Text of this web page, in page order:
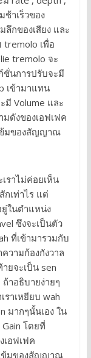
าเร็วของ
กของเสียง และ
tremolo เพื่อ
tremolo จะ
ชั่นการปรับจะมี
เข้ามาแทน
มี Volume และ
มดังของเอฟเฟค
ข้มของสัญญาณ
ราไม่ค่อยเห็น
กเท่าไร แต่
ในตำแหน่ง
ซึงจะเป็นตัว
ที่เข้ามารวมกับ
วามก้องกังวาล
ยจะเป็น sen
าอธิบายง่ายๆ
ราเหยียบ wah
มากๆนั้นเอง ใน
โดยที่
เอฟเฟค
เข้มของสัญญาณ